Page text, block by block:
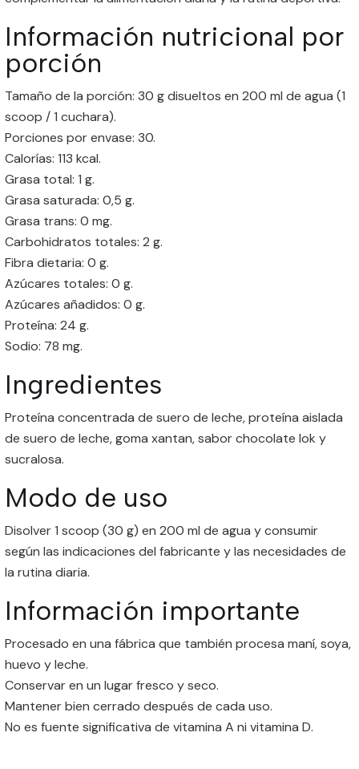
Información nutricional por
porción
Tamaño de la porción: 30 g disueltos en 200 ml de agua (1
scoop / 1 cuchara).
Porciones por envase: 30.
Calorías: 113 kcal.
Grasa total: 1 g.
Grasa saturada: 0,5 g.
Grasa trans: 0 mg.
Carbohidratos totales: 2 g.
Fibra dietaria: 0 g.
Azúcares totales: 0 g.
Azúcares añadidos: 0 g.
Proteína: 24 g.
Sodio: 78 mg.
Ingredientes
Proteína concentrada de suero de leche, proteína aislada
de suero de leche, goma xantan, sabor chocolate lok y
sucralosa.
Modo de uso
Disolver 1 scoop (30 g) en 200 ml de agua y consumir
según las indicaciones del fabricante y las necesidades de
la rutina diaria.
Información importante
Procesado en una fábrica que también procesa maní, soya,
huevo y leche.
Conservar en un lugar fresco y seco.
Mantener bien cerrado después de cada uso.
No es fuente significativa de vitamina A ni vitamina D.